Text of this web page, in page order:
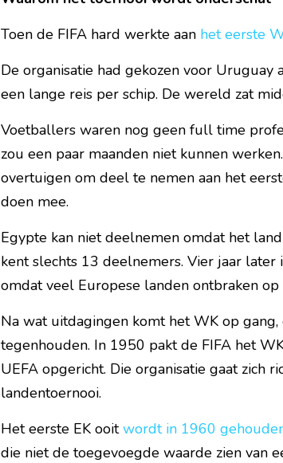
Toen de FIFA hard werkte aan het eerste
De organisatie had gekozen voor
een lange reis per schip. De wereld zat
Voetballers waren nog geen full time
zou een paar maanden niet kunnen
overtuigen om deel te nemen aan het
doen mee.
Egypte kan niet deelnemen omdat het
kent slechts 13 deelnemers. Vier jaar
omdat veel Europese landen ontbraken
Na wat uitdagingen komt het WK op
tegenhouden. In 1950 pakt de FIFA het
UEFA opgericht. Die organisatie gaat zich
landentoernooi.
Het eerste EK ooit wordt in 1960
die niet de toegevoegde waarde zien van